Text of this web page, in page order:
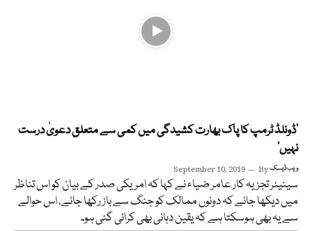
’ڈونلڈ ٹرمپ کا پاک بھارت کشیدگی میں کمی سے متعلق دعویٰ درست
نہیں‘
September 10, 2019 Byویب ڈیسک
سینیئر تجزیہ کار عامر ضیاء نے کہا کہ امریکی صدر کے بیان کو اس تناظر
میں دیکھا جائے کہ دونوں ممالک کو جنگ سے باز رکھا جائے، اس حوالے
سے یہ بھی ہوسکتا ہے کہ یقین دہانی بھی کرائی گئی ہو۔